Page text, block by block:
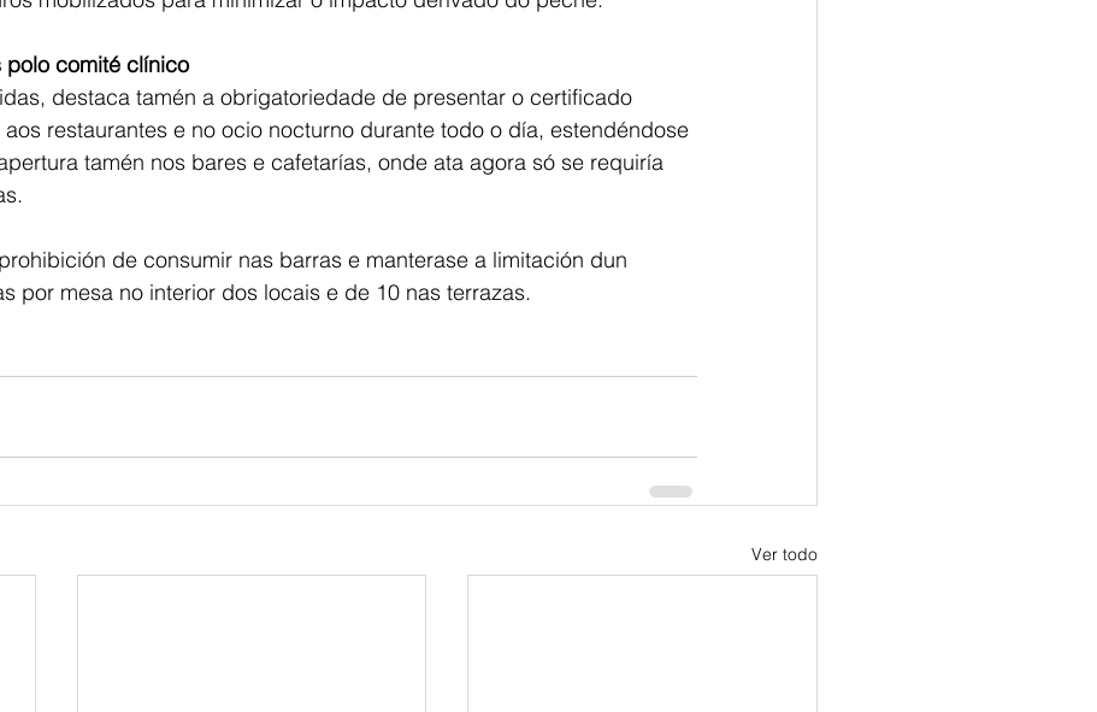
comité clínico
destaca tamén a obrigatoriedade de presentar o certificado
restaurantes e no ocio nocturno durante todo o día, estendéndose
tamén nos bares e cafetarías, onde ata agora só se requiría
de consumir nas barras e manterase a limitación dun
por mesa no interior dos locais e de 10 nas terrazas.
Ver todo